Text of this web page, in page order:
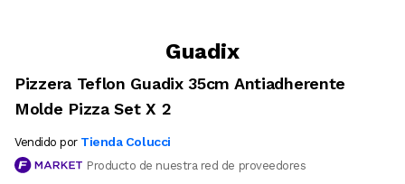
Guadix
Pizzera Teflon Guadix 35cm Antiadherente
Molde Pizza Set X 2
Vendido por Tienda Colucci
Producto de nuestra red de proveedores